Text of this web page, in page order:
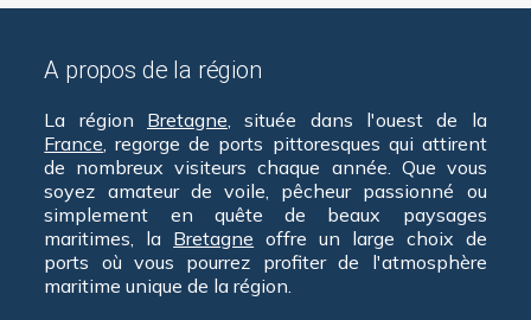
A propos de la région
La région Bretagne, située dans l'ouest de la
France, regorge de ports pittoresques qui attirent
de nombreux visiteurs chaque année. Que vous
soyez amateur de voile, pêcheur passionné ou
simplement en quête de beaux paysages
maritimes, la Bretagne offre un large choix de
ports où vous pourrez profiter de l'atmosphère
maritime unique de la région.